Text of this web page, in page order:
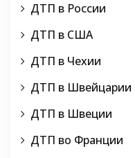
ДТП в России
ДТП в США
ДТП в Чехии
ДТП в Швейцарии
ДТП в Швеции
ДТП во Франции